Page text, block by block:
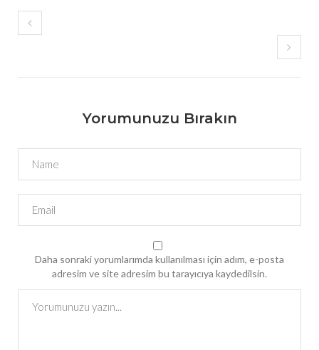
Yorumunuzu Bırakın
Daha sonraki yorumlarımda kullanılması için adım, e-posta
adresim ve site adresim bu tarayıcıya kaydedilsin.